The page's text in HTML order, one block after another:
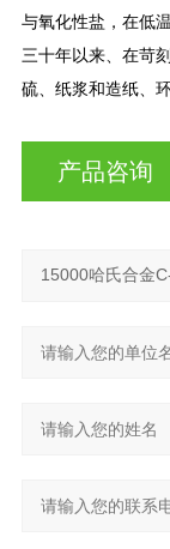
与氧化性盐，在低
三十年以来、在苛
硫、纸浆和造纸、
产品咨询